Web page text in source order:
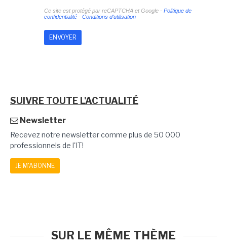
Ce site est protégé par reCAPTCHA et Google - Politique de
confidentialité- Conditions d'utilisation
SUIVRE TOUTE L'ACTUALITÉ
Newsletter
Recevez notre newsletter comme plus de 50 000
professionnels de l'IT!
JE M'ABONNE
SUR LE MÊME THÈME